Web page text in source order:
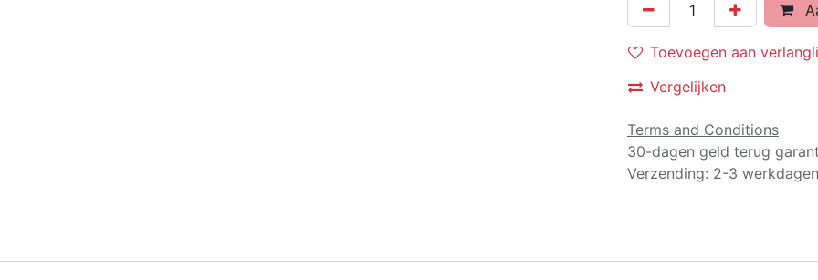
Toevoegen aan
Vergelijken
Terms and Conditions
30-dagen geld terug
Verzending: 2-3 werkdagen